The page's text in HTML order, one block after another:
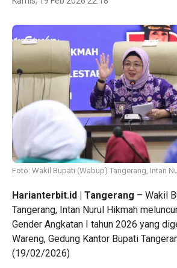
Foto: Wakil Bupati (Wabup) Tangerang, Intan
Harianterbit.id | Tangerang – Wakil
Tangerang, Intan Nurul Hikmah
Gender Angkatan I tahun 2026 yang
Wareng, Gedung Kantor Bupati
(19/02/2026)